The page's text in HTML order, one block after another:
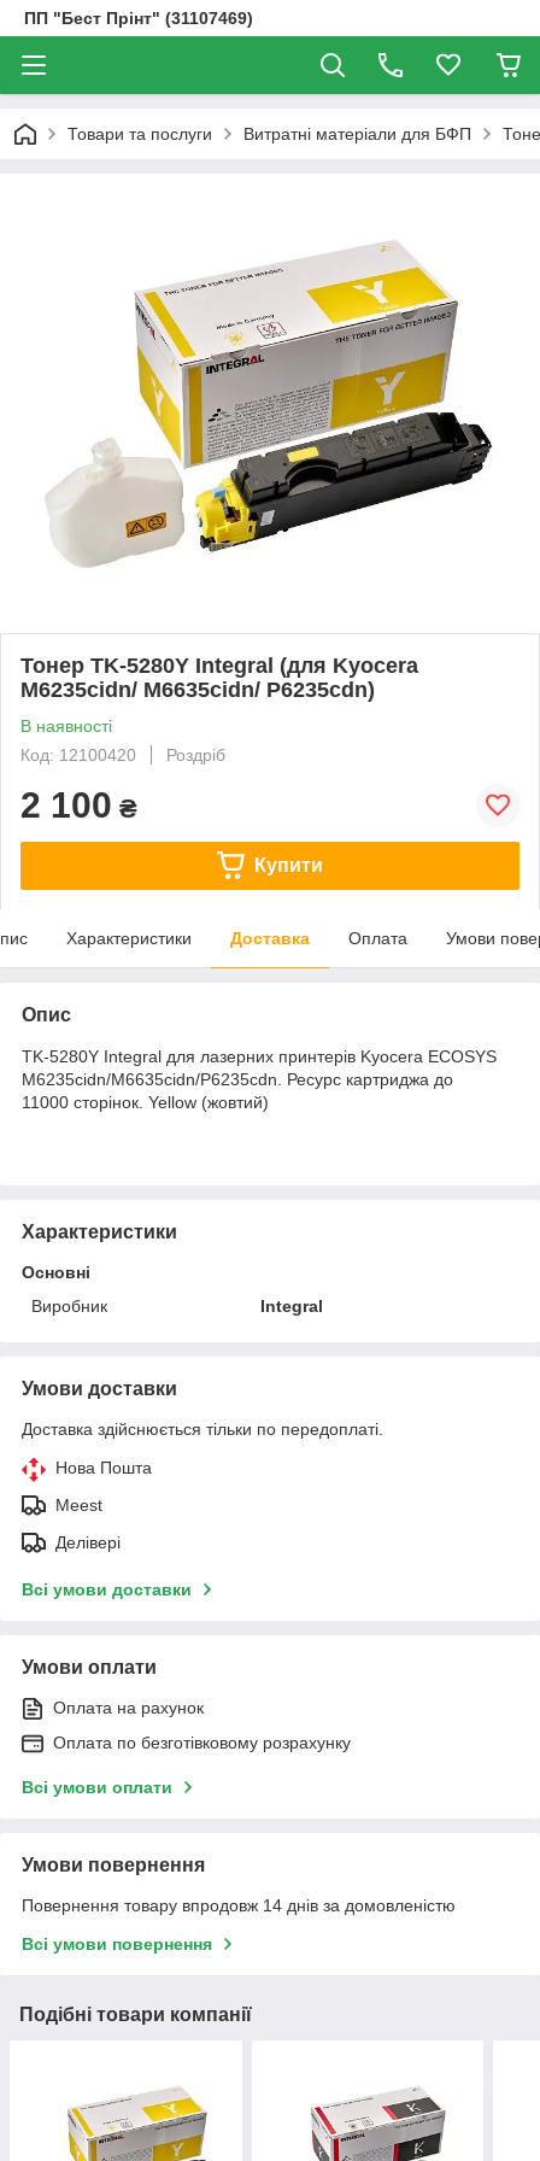
ПП "Бест Прінт" (31107469)
Товари та послуги Витратні матеріали для БФП
Тонер TK-5280Y Integral (для Kyocera
M6235cidn/ M6635cidn/ P6235cdn)
В наявності
Код: 12100420
Роздріб
2 100 ₴
Купити
Характеристики Доставка Оплата Умови
Опис
TK-5280Y Integral для лазерних принтерів Kyocera ECOSYS
M6235cidn/M6635cidn/P6235cdn. Ресурс картриджа до
11000 сторінок. Yellow (жовтий)
Характеристики
Основні
Виробник
Integral
Умови доставки
Доставка здійснюється тільки по передоплаті.
Нова Пошта
Meest
Делівері
Всі умови доставки
Умови оплати
Оплата на рахунок
Оплата по безготівковому розрахунку
Всі умови оплати
Умови повернення
Повернення товару впродовж 14 днів за домовленістю
Всі умови повернення
Подібні товари компанії